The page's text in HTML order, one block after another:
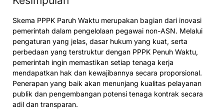
Skema PPPK Paruh Waktu merupakan bagian dari inovasi
pemerintah dalam pengelolaan pegawai non-ASN. Melalui
pengaturan yang jelas, dasar hukum yang kuat, serta
perbedaan yang terstruktur dengan PPPK Penuh Waktu,
pemerintah ingin memastikan setiap tenaga kerja
mendapatkan hak dan kewajibannya secara proporsional.
Penerapan yang baik akan menunjang kualitas pelayanan
publik dan pengembangan potensi tenaga kontrak secara
adil dan transparan.